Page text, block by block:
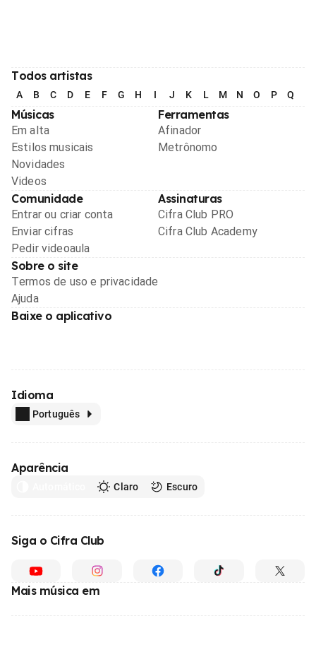
Todos artistas
A B C D E F G H I J K L M N O P Q
Músicas
Em alta
Estilos musicais
Novidades
Videos
Ferramentas
Afinador
Metrônomo
Comunidade
Entrar ou criar conta
Enviar cifras
Pedir videoaula
Assinaturas
Cifra Club PRO
Cifra Club Academy
Sobre o site
Termos de uso e privacidade
Ajuda
Baixe o aplicativo
Idioma
Português
Aparência
Claro Escuro
Siga o Cifra Club
Mais música em